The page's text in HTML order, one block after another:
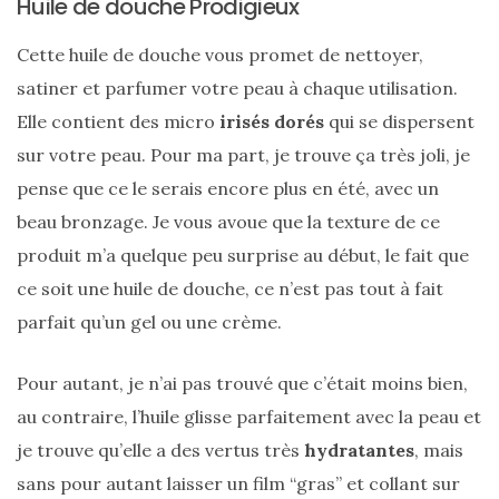
et
pour
l’été
23/05/2026
Les
sacs
tendances
printemps
2026
sélection
chic
et
pratique
au
Huile de douche Prodigieux
Cette huile de douche vous promet de nettoyer,
satiner et parfumer votre peau à chaque utilisation.
Elle contient des micro irisés dorés qui se dispersent
sur votre peau. Pour ma part, je trouve ça très joli, je
pense que ce le serais encore plus en été, avec un
beau bronzage. Je vous avoue que la texture de ce
produit m’a quelque peu surprise au début, le fait que
ce soit une huile de douche, ce n’est pas tout à fait
parfait qu’un gel ou une crème.
Pour autant, je n’ai pas trouvé que c’était moins bien,
au contraire, l’huile glisse parfaitement avec la peau et
je trouve qu’elle a des vertus très hydratantes, mais
sans pour autant laisser un film “gras” et collant sur